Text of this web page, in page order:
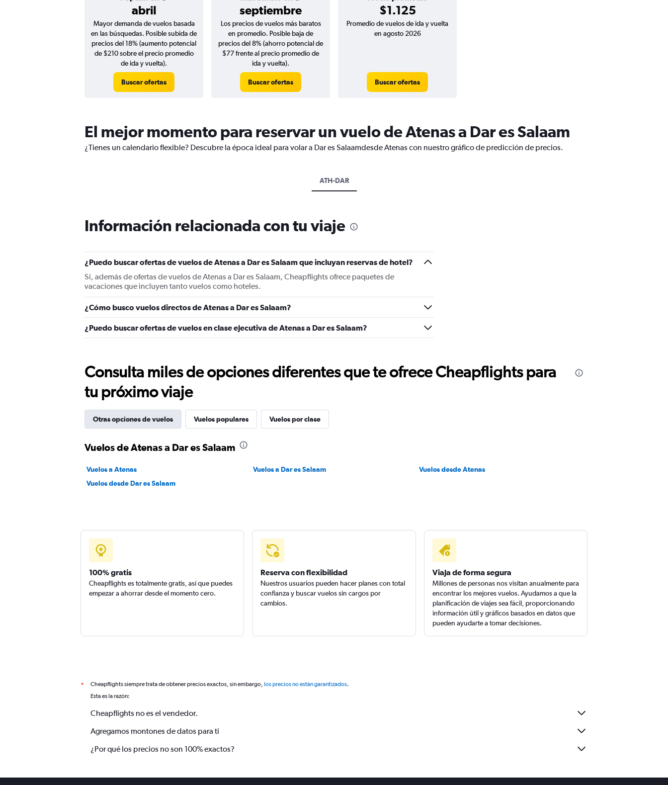
abril septiembre $1.125
Mayor demanda de vuelos basada
en las búsquedas. Posible subida de
precios del 18% (aumento potencial
de $210 sobre el precio promedio
de ida y vuelta).
Buscar ofertas
Los precios de vuelos más baratos
en promedio. Posible baja de
precios del 8% (ahorro potencial de
$77 frente al precio promedio de
ida y vuelta).
Buscar ofertas
Promedio de vuelos de ida y vuelta
en agosto 2026
Buscar ofertas
El mejor momento para reservar un vuelo de Atenas a Dar es Salaam
¿Tienes un calendario flexible? Descubre la época ideal para volar a Dar es Salaamdesde Atenas con nuestro gráfico de predicción de precios.
ATH-DAR
Información relacionada con tu viaje
¿Puedo buscar ofertas de vuelos de Atenas a Dar es Salaam que incluyan reservas de hotel?
Sí, además de ofertas de vuelos de Atenas a Dar es Salaam, Cheapflights ofrece paquetes de
vacaciones que incluyen tanto vuelos como hoteles.
¿Cómo busco vuelos directos de Atenas a Dar es Salaam?
¿Puedo buscar ofertas de vuelos en clase ejecutiva de Atenas a Dar es Salaam?
Consulta miles de opciones diferentes que te ofrece Cheapflights para
tu próximo viaje
Otras opciones de vuelos Vuelos populares Vuelos por clase
Vuelos de Atenas a Dar es Salaam
Vuelos a Atenas Vuelos a Dar es Salaam
Vuelos desde Atenas
Vuelos desde Dar es Salaam
100% gratis
Cheapflights es totalmente gratis, así que puedes
empezar a ahorrar desde el momento cero.
Reserva con flexibilidad
Nuestros usuarios pueden hacer planes con total
confianza y buscar vuelos sin cargos por
cambios.
Viaja de forma segura
Millones de personas nos visitan anualmente para
encontrar los mejores vuelos. Ayudamos a que la
planificación de viajes sea fácil, proporcionando
información útil y gráficos basados en datos que
pueden ayudarte a tomar decisiones.
* Cheapflights siempre trata de obtener precios exactos, sin embargo, los precios no están garantizados.
Esta es la razón:
Cheapflights no es el vendedor.
Agregamos montones de datos para ti
¿Por qué los precios no son 100% exactos?